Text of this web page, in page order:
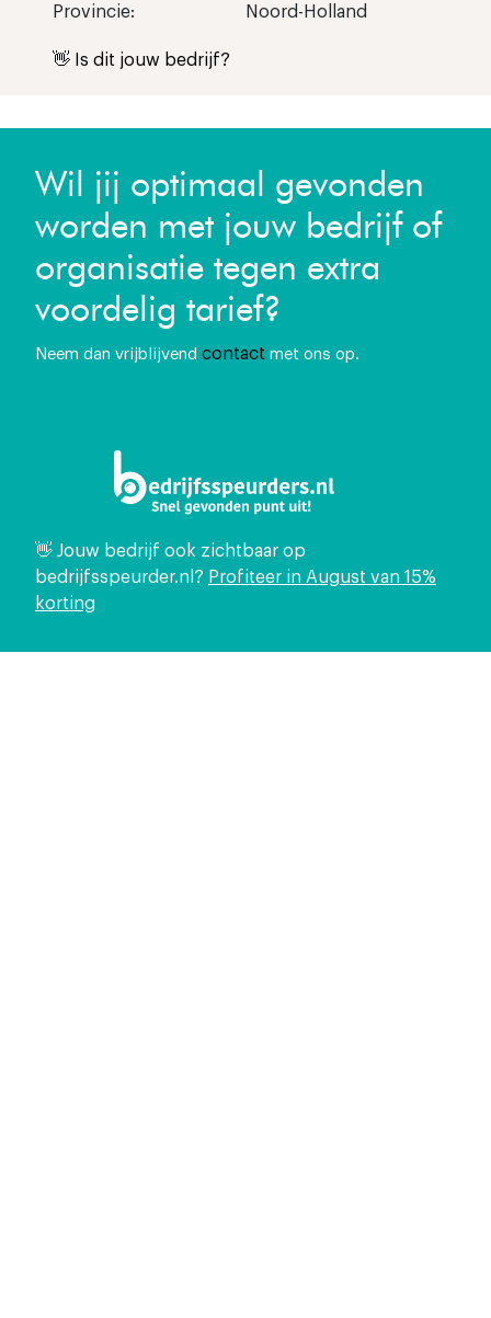
Provincie:
Noord-Holland
👋 Is dit jouw bedrijf?
Wil jij optimaal gevonden
worden met jouw bedrijf of
organisatie tegen extra
voordelig tarief?
Neem dan vrijblijvend contact met ons op.
👋 Jouw bedrijf ook zichtbaar op
bedrijfsspeurder.nl? Profiteer in August van 15%
korting